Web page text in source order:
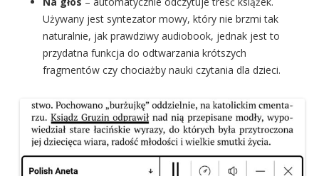
Używany jest syntezator mowy, który nie brzmi tak
naturalnie, jak prawdziwy audiobook, jednak jest to
przydatna funkcja do odtwarzania krótszych
fragmentów czy chociażby nauki czytania dla dzieci.